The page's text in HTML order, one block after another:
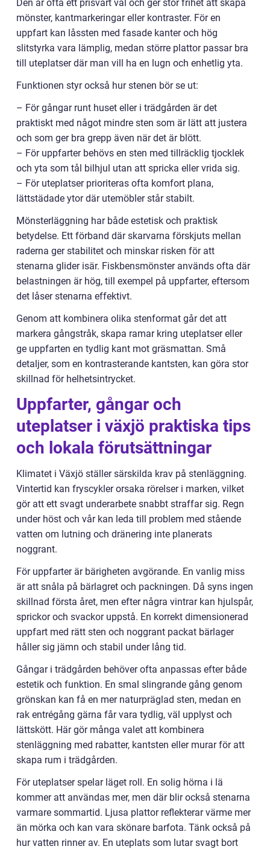
Den är ofta ett prisvärt val och ger stor frihet att skapa
mönster, kantmarkeringar eller kontraster. För en
uppfart kan låssten med fasade kanter och hög
slitstyrka vara lämplig, medan större plattor passar bra
till uteplatser där man vill ha en lugn och enhetlig yta.
Funktionen styr också hur stenen bör se ut:
– För gångar runt huset eller i trädgården är det
praktiskt med något mindre sten som är lätt att justera
och som ger bra grepp även när det är blött.
– För uppfarter behövs en sten med tillräcklig tjocklek
och yta som tål bilhjul utan att spricka eller vrida sig.
– För uteplatser prioriteras ofta komfort plana,
lättstädade ytor där utemöbler står stabilt.
Mönsterläggning har både estetisk och praktisk
betydelse. Ett förband där skarvarna förskjuts mellan
raderna ger stabilitet och minskar risken för att
stenarna glider isär. Fiskbensmönster används ofta där
belastningen är hög, till exempel på uppfarter, eftersom
det låser stenarna effektivt.
Genom att kombinera olika stenformat går det att
markera gångstråk, skapa ramar kring uteplatser eller
ge uppfarten en tydlig kant mot gräsmattan. Små
detaljer, som en kontrasterande kantsten, kan göra stor
skillnad för helhetsintrycket.
Uppfarter, gångar och
uteplatser i växjö praktiska tips
och lokala förutsättningar
Klimatet i Växjö ställer särskilda krav på stenläggning.
Vintertid kan fryscykler orsaka rörelser i marken, vilket
gör att ett svagt underarbete snabbt straffar sig. Regn
under höst och vår kan leda till problem med stående
vatten om lutning och dränering inte planerats
noggrant.
För uppfarter är bärigheten avgörande. En vanlig miss
är att snåla på bärlagret och packningen. Då syns ingen
skillnad första året, men efter några vintrar kan hjulspår,
sprickor och svackor uppstå. En korrekt dimensionerad
uppfart med rätt sten och noggrant packat bärlager
håller sig jämn och stabil under lång tid.
Gångar i trädgården behöver ofta anpassas efter både
estetik och funktion. En smal slingrande gång genom
grönskan kan få en mer naturpräglad sten, medan en
rak entrégång gärna får vara tydlig, väl upplyst och
lättskött. Här gör många valet att kombinera
stenläggning med rabatter, kantsten eller murar för att
skapa rum i trädgården.
För uteplatser spelar läget roll. En solig hörna i lä
kommer att användas mer, men där blir också stenarna
varmare sommartid. Ljusa plattor reflekterar värme mer
än mörka och kan vara skönare barfota. Tänk också på
hur vatten rinner av. En uteplats som lutar svagt bort